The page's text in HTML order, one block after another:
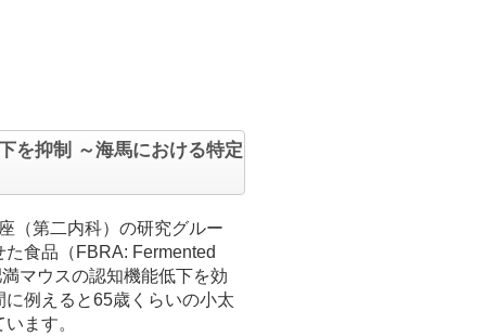
を抑制 ～海馬における特定
（第二内科）の研究グルー
食品（FBRA: Fermented
マウスの認知機能低下を効
例えると65歳くらいの小太
ます。